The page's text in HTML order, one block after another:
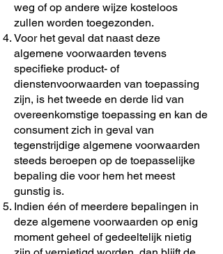
weg of op andere wijze kosteloos
zullen worden toegezonden.
Voor het geval dat naast deze
algemene voorwaarden tevens
specifieke product- of
dienstenvoorwaarden van toepassing
zijn, is het tweede en derde lid van
overeenkomstige toepassing en kan de
consument zich in geval van
tegenstrijdige algemene voorwaarden
steeds beroepen op de toepasselijke
bepaling die voor hem het meest
gunstig is.
Indien één of meerdere bepalingen in
deze algemene voorwaarden op enig
moment geheel of gedeeltelijk nietig